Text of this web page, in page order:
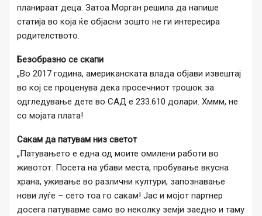
планираат деца. Затоа Морган решила да напише
статија во која ќе објасни зошто не ги интересира
родителството.
Безобразно се скапи
„Во 2017 година, американската влада објави извештај
во кој се проценува дека просечниот трошок за
одгледување дете во САД е 233.610 долари. Хммм, не
со мојата плата!
Сакам да патувам низ светот
„Патувањето е една од моите омилени работи во
животот. Посета на убави места, пробување вкусна
храна, уживање во различни култури, запознавање
нови луѓе – сето тоа го сакам! Јас и мојот партнер
досега патувавме само во неколку земји заедно и таму